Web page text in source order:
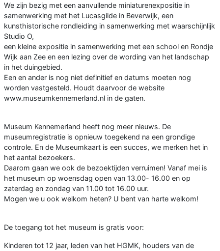
We zijn bezig met een aanvullende miniaturenexpositie in
samenwerking met het Lucasgilde in Beverwijk, een
kunsthistorische rondleiding in samenwerking met waarschijnlijk
Studio O,
een kleine expositie in samenwerking met een school en Rondje
Wijk aan Zee en een lezing over de wording van het landschap
in het duingebied.
Een en ander is nog niet definitief en datums moeten nog
worden vastgesteld. Houdt daarvoor de website
www.museumkennemerland.nl in de gaten.
Museum Kennemerland heeft nog meer nieuws. De
museumregistratie is opnieuw toegekend na een grondige
controle. En de Museumkaart is een succes, we merken het in
het aantal bezoekers.
Daarom gaan we ook de bezoektijden verruimen! Vanaf mei is
het museum op woensdag open van 13.00- 16.00 en op
zaterdag en zondag van 11.00 tot 16.00 uur.
Mogen we u ook welkom heten? U bent van harte welkom!
De toegang tot het museum is gratis voor:
Kinderen tot 12 jaar, leden van het HGMK, houders van de